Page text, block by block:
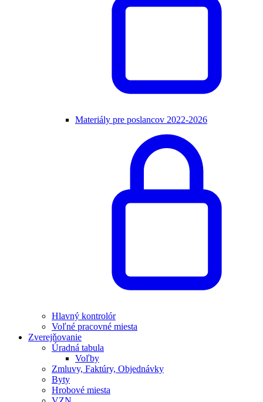
Materiály pre poslancov 2022-2026
Hlavný kontrolór
Voľné pracovné miesta
Zverejňovanie
Úradná tabula
Voľby
Zmluvy, Faktúry, Objednávky
Byty
Hrobové miesta